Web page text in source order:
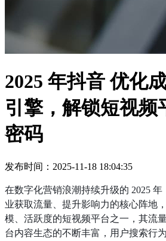
2025 年抖音 优化
引擎，解锁短视频
密码
发布时间：2025-11-18 18:04:35
在数字化营销浪潮持续升级的 2025
业获取流量、提升影响力的核心阵地
模、活跃度的短视频平台之一，其流
台内容生态的不断丰富，用户搜索行